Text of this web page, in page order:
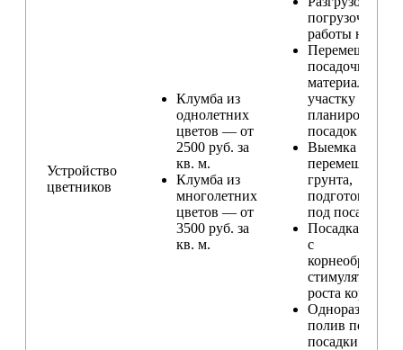
Устройство
цветников
Клумба из
однолетних
цветов — от
2500 руб. за
кв. м.
Клумба из
многолетних
цветов — от
3500 руб. за
кв. м.
погрузочные
работы на
Перемещение
посадочного
материала по
участку и
планирование
посадок
Выемка и
перемещение
грунта,
подготовка
под посадку
Посадка
с
стимулятором
роста корней
Одноразовый
полив после
посадки